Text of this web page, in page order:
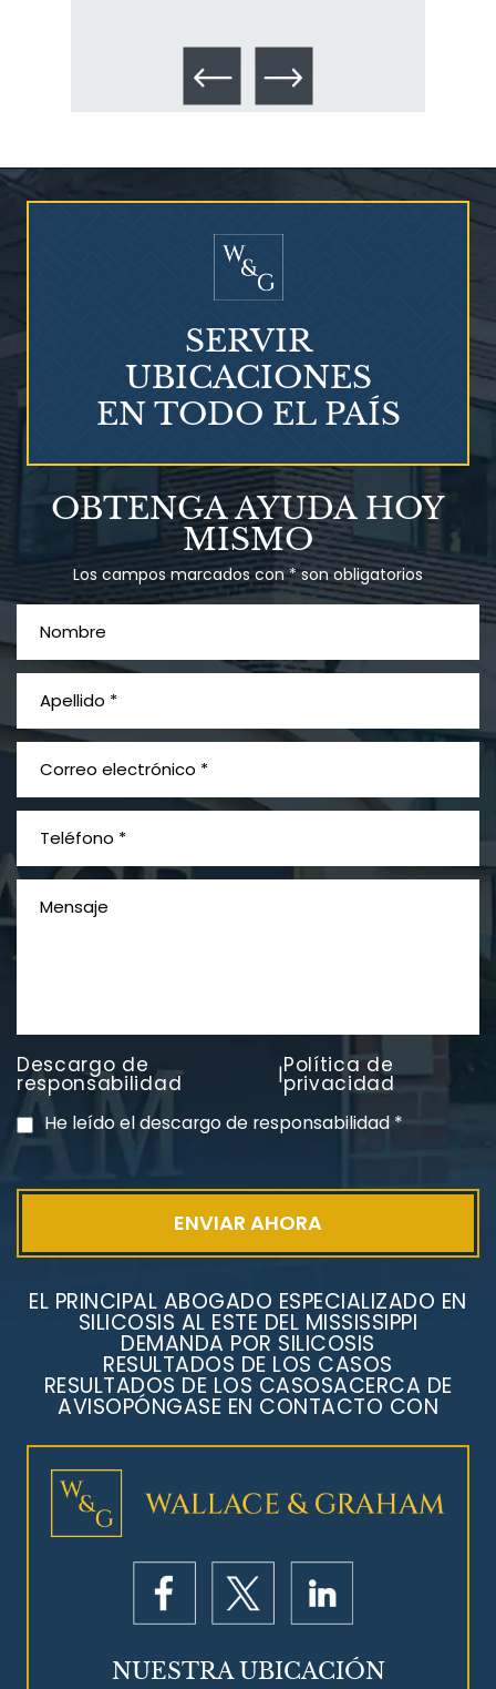
OBTENGA AYUDA HOY
MISMO
Los campos marcados con * son obligatorios
Descargo de
responsabilidad |Política de
privacidad
He leído el descargo de responsabilidad *
SERVIR
UBICACIONES
EN TODO EL PAÍS
EL PRINCIPAL ABOGADO ESPECIALIZADO EN
SILICOSIS AL ESTE DEL MISSISSIPPI
DEMANDA POR SILICOSIS
RESULTADOS DE LOS CASOS
RESULTADOS DE LOS CASOSACERCA DE
AVISOPÓNGASE EN CONTACTO CON
NUESTRA UBICACIÓN